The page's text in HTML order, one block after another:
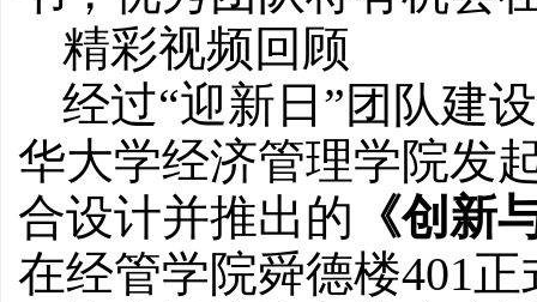
精彩视频回顾
经过“迎新日”团队建
华大学经济管理学院发
合设计并推出的 《创新
在经管学院舜德楼401